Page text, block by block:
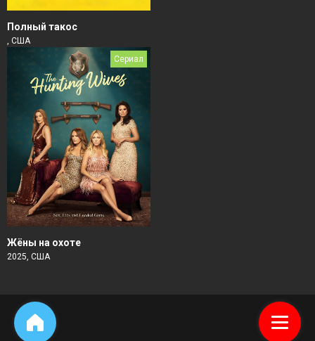
Полный такос
, США
Сериал
Жёны на охоте
2025, США